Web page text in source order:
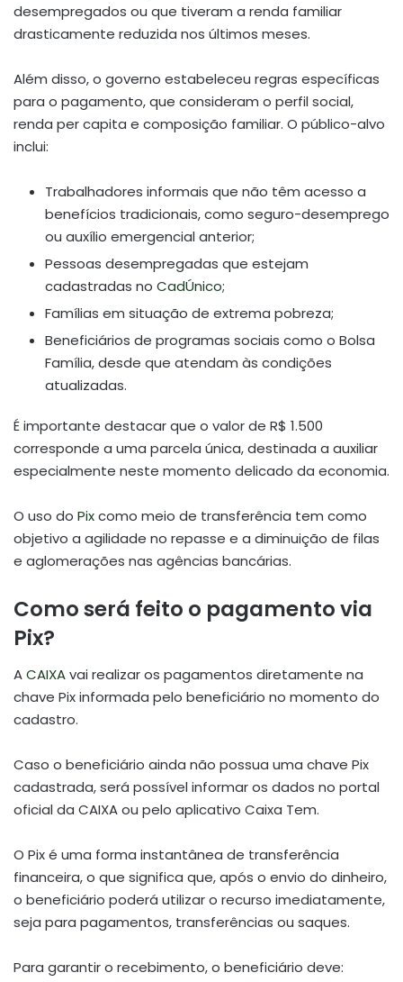
desempregados ou que tiveram a renda familiar
drasticamente reduzida nos últimos meses.
Além disso, o governo estabeleceu regras específicas
para o pagamento, que consideram o perfil social,
renda per capita e composição familiar. O público-alvo
inclui:
Trabalhadores informais que não têm acesso a
benefícios tradicionais, como seguro-desemprego
ou auxílio emergencial anterior;
Pessoas desempregadas que estejam
cadastradas no CadÚnico;
Famílias em situação de extrema pobreza;
Beneficiários de programas sociais como o Bolsa
Família, desde que atendam às condições
atualizadas.
É importante destacar que o valor de R$ 1.500
corresponde a uma parcela única, destinada a auxiliar
especialmente neste momento delicado da economia.
O uso do Pixcomo meio de transferência tem como
objetivo a agilidade no repasse e a diminuição de filas
e aglomerações nas agências bancárias.
Como será feito o pagamento via
Pix?
ACAIXAvai realizar os pagamentos diretamente na
chave Pix informada pelo beneficiário no momento do
cadastro.
Caso o beneficiário ainda não possua uma chave Pix
cadastrada, será possível informar os dados no portal
oficial da CAIXA ou pelo aplicativo Caixa Tem.
O Pix é uma forma instantânea de transferência
financeira, o que significa que, após o envio do dinheiro,
o beneficiário poderá utilizar o recurso imediatamente,
seja para pagamentos, transferências ou saques.
Para garantir o recebimento, o beneficiário deve: